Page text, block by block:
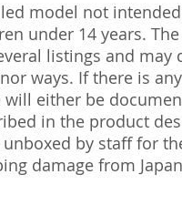
model not
under 14 years.
listings and
ways. If there is
will either be
in the product
unboxed by staff for
damage from